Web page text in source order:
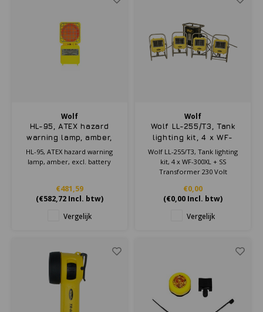
Wolf
HL-95, ATEX hazard
warning lamp, amber,
excl. battery
HL-95, ATEX hazard warning
lamp, amber, excl. battery
€481,59
(€582,72Incl. btw)
Vergelijk
Wolf
Wolf LL-255/T3, Tank
lighting kit, 4 x WF-
300XL + SS
Transformer 230 Volt
Wolf LL-255/T3, Tank lighting
kit, 4 x WF-300XL + SS
Transformer 230 Volt
€0,00
(€0,00 Incl. btw)
Vergelijk